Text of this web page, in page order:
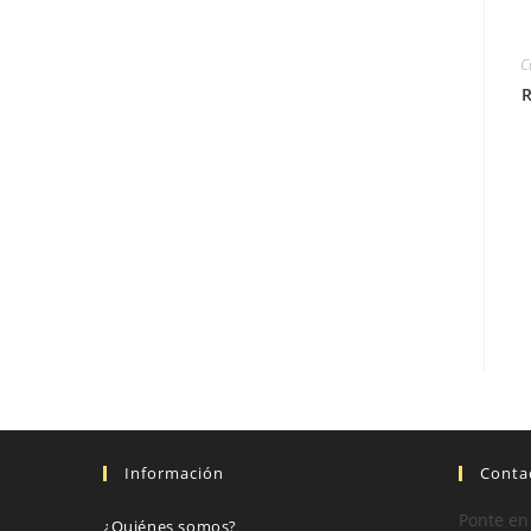
Información
¿Quiénes somos? Ponte